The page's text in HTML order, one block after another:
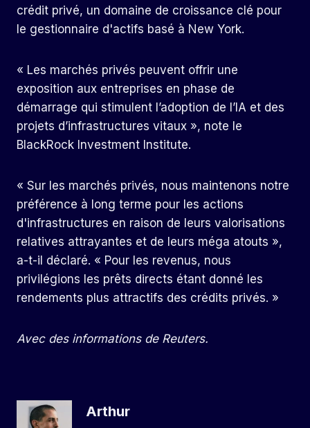
crédit privé, un domaine de croissance clé pour
le gestionnaire d'actifs basé à New York.
« Les marchés privés peuvent offrir une
exposition aux entreprises en phase de
démarrage qui stimulent l’adoption de l’IA et des
projets d’infrastructures vitaux », note le
BlackRock Investment Institute.
« Sur les marchés privés, nous maintenons notre
préférence à long terme pour les actions
d'infrastructures en raison de leurs valorisations
relatives attrayantes et de leurs méga atouts »,
a-t-il déclaré. « Pour les revenus, nous
privilégions les prêts directs étant donné les
rendements plus attractifs des crédits privés. »
Avec des informations de Reuters.
Arthur